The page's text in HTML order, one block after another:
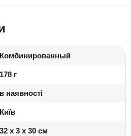
Комбинированный
178 г
в наявності
Київ
32 x 3 x 30 см